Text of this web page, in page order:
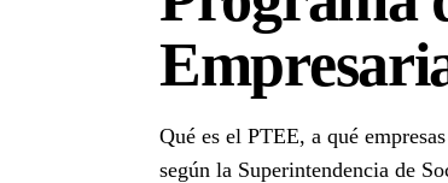
Qué es el PTEE, a qué
según la Superintendencia de